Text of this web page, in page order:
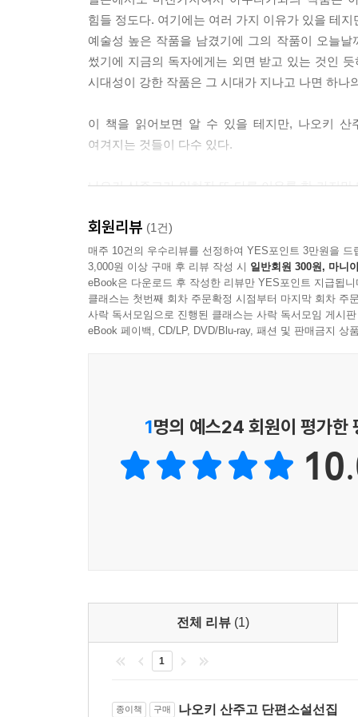
힘들 정도다. 여기에는 여러 가지 이유가 있을 테
예술성 높은 작품을 남겼기에 그의 작품이 오늘
썼기에 지금의 독자에게는 외면 받고 있는 것인
시대성이 강한 작품은 그 시대가 지나고 나면 하
이 책을 읽어보면 알 수 있을 테지만, 나오키 산
여겨지는 것들이 다수 있다.
나오키 산주고가 잊혀진 또 다른 이유를 한 가지
것을 행했다. 물론 이는 진지하게 파시즘을 선언
특히 이 책에도 수록한 「전쟁과 꽃」이라는 작품
파시스트 정도는 언제든지 되어줄게. 이에 나는
다가오면 베어버리겠어. 어때 무섭지? 라고 만
받아들일 필요는 없을 테지만, 이후 그는 국책적
성격의 작품을 몇몇 남겼으니 아무리 본심이 아
실어놓았으니 읽어보시고 나오키 산주고라는 작
회원리뷰 (1건)
매주 10건의 우수리뷰를 선정하여 YES포인트 3만원을 드
3,000원 이상 구매 후 리뷰 작성 시 일반회원 300원, 마니
eBook은 다운로드 후 작성한 리뷰만 YES포인트 지급됩니
클래스는 첫번째 회차 주문확정 시점부터 마지막 회차 주
사락 독서모임으로 진행된 클래스는 사락 독서모임 게시
eBook 페이백, CD/LP, DVD/Blu-ray, 패션 및 판매금지 상
1명의 예스24 회원이 평가한
전체 리뷰 (1)
1
종이책 구매 나오키 산주고 단편소설선집